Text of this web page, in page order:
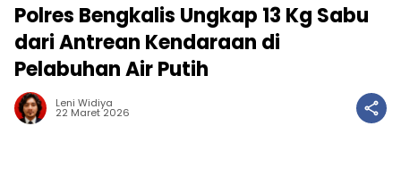
Polres Bengkalis Ungkap 13 Kg Sabu
dari Antrean Kendaraan di
Pelabuhan Air Putih
Leni Widiya
22 Maret 2026